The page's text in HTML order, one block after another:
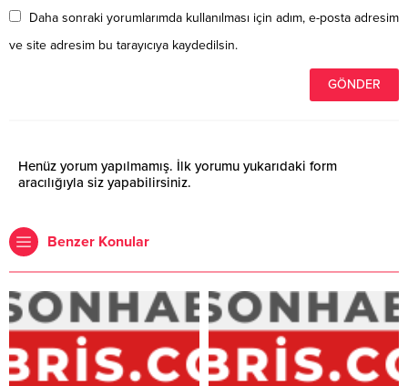
Daha sonraki yorumlarımda kullanılması için adım, e-posta adresim
ve site adresim bu tarayıcıya kaydedilsin.
Henüz yorum yapılmamış. İlk yorumu yukarıdaki form
aracılığıyla siz yapabilirsiniz.
Benzer Konular